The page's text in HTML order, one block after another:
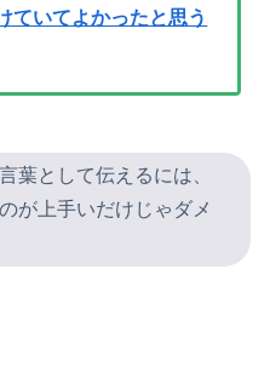
ていてよかったと思う
葉として伝えるには、
が上手いだけじゃダメ